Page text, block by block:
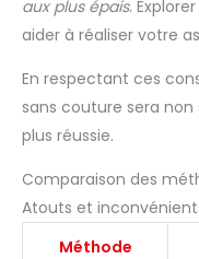
aux plus épais.
aider à réaliser votre
En respectant ces
sans couture sera
plus réussie.
Comparaison des
Atouts et
Méthode